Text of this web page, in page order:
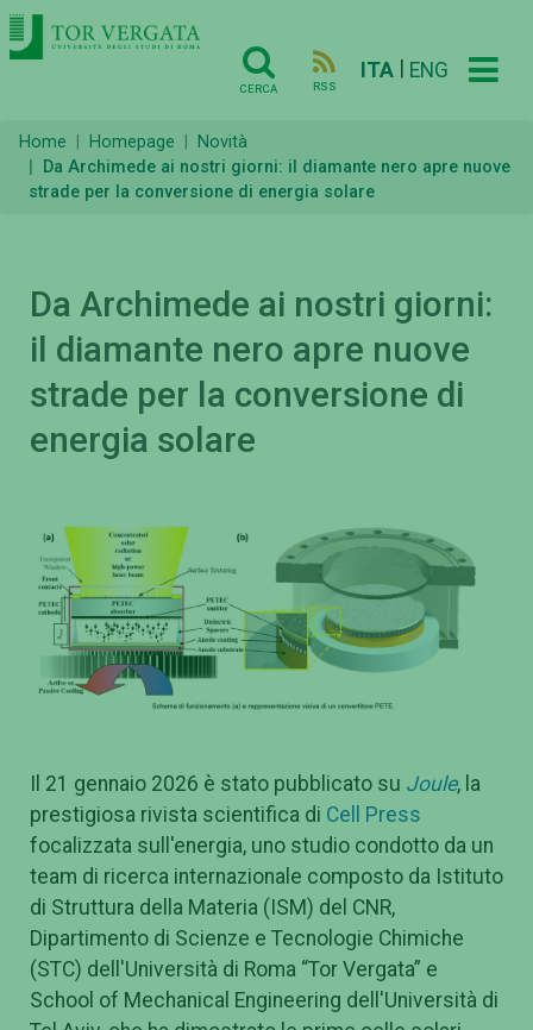
CERCA RSS
ITA ENG
Home Homepage
Novità
Da Archimede ai nostri giorni: il diamante nero apre nuove
strade per la conversione di energia solare
Da Archimede ai nostri giorni:
il diamante nero apre nuove
strade per la conversione di
energia solare
Il 21 gennaio 2026 è stato pubblicato su Joule, la
prestigiosa rivista scientifica di Cell Press
focalizzata sull'energia, uno studio condotto da un
team di ricerca internazionale composto da Istituto
di Struttura della Materia (ISM) del CNR,
Dipartimento di Scienze e Tecnologie Chimiche
(STC) dell'Università di Roma “Tor Vergata” e
School of Mechanical Engineering dell'Università di